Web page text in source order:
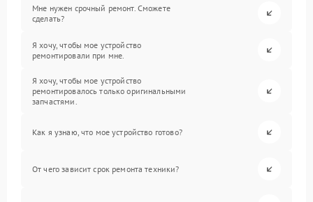
Мне нужен срочный ремонт. Сможете
сделать?
Я хочу, чтобы мое устройство
ремонтировали при мне.
Я хочу, чтобы мое устройство
ремонтировалось только оригинальными
запчастями.
Как я узнаю, что мое устройство готово?
От чего зависит срок ремонта техники?